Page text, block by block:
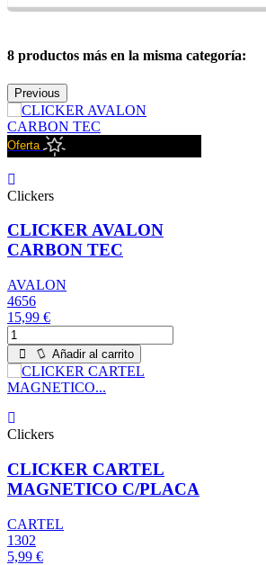
8 productos más en la misma categoría:
Previous
Oferta
Clickers
CLICKER AVALON
CARBON TEC
AVALON
4656
15,99 €
Añadir al carrito
Clickers
CLICKER CARTEL
MAGNETICO C/PLACA
CARTEL
1302
5,99 €